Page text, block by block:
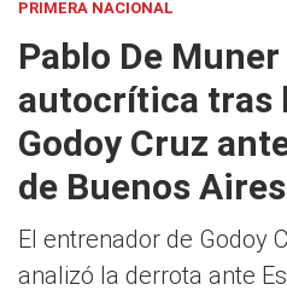
PRIMERA NACIONAL
Pablo De
autocrítica tras
Godoy Cruz
de Buenos Aires
El entrenador de Godoy
analizó la derrota ante